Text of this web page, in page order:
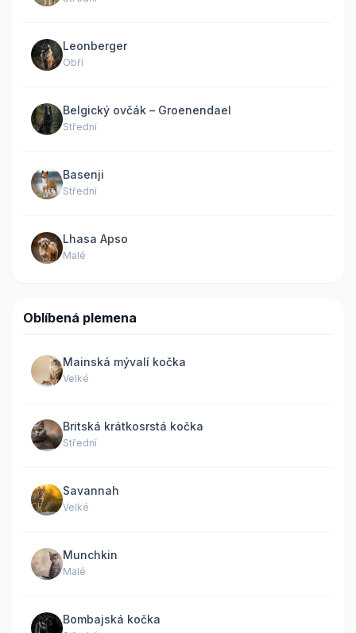
Leonberger
Obří
Belgický ovčák – Groenendael
Střední
Basenji
Střední
Lhasa Apso
Malé
Oblíbená plemena
Mainská mývalí kočka
Velké
Britská krátkosrstá kočka
Střední
Savannah
Velké
Munchkin
Malé
Bombajská kočka